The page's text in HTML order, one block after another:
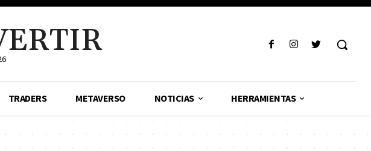
TRADERS METAVERSO NOTICIAS HERRAMIENTAS